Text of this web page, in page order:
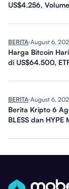
US$4.256,
BERITA August 6,
Harga Bitcoin
di US$64.500,
BERITA August 6,
Berita Kripto 6
BLESS dan HYPE